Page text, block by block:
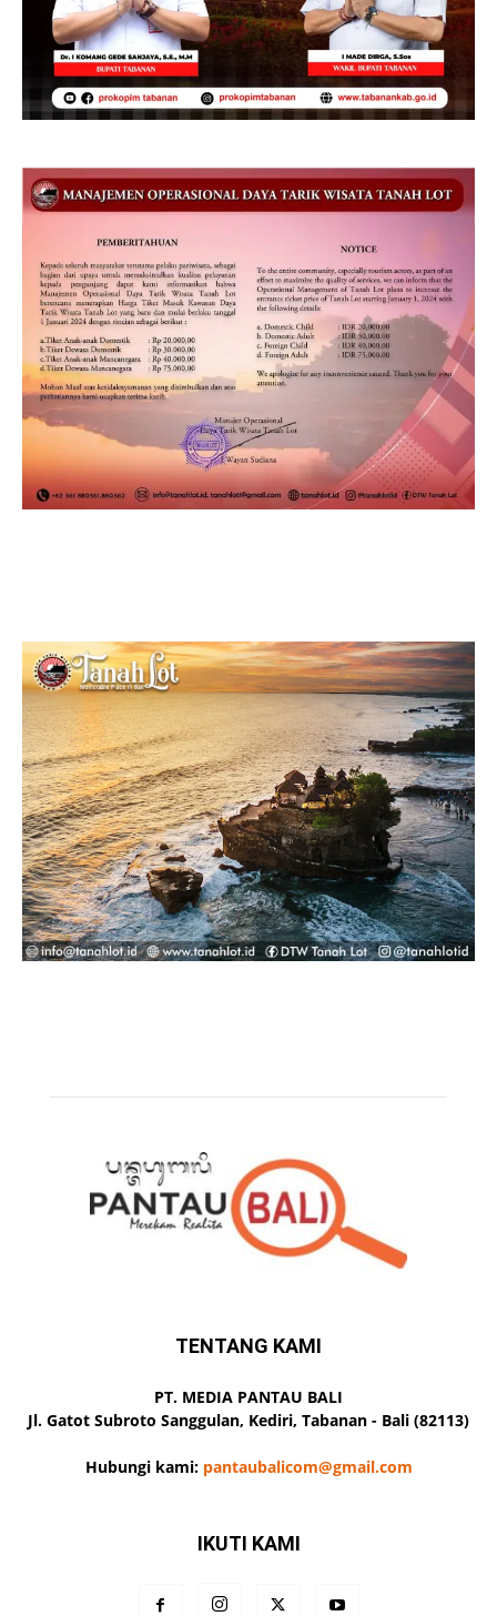
TENTANG KAMI
PT. MEDIA PANTAU BALI
Jl. Gatot Subroto Sanggulan, Kediri, Tabanan - Bali (82113)
Hubungi kami: pantaubalicom@gmail.com
IKUTI KAMI